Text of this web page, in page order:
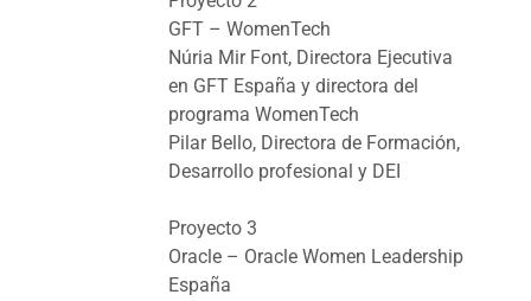
GFT – WomenTech
Núria Mir Font, Directora Ejecutiva
en GFT España y directora del
programa WomenTech
Pilar Bello, Directora de Formación,
Desarrollo profesional y DEI
Proyecto 3
Oracle – Oracle Women Leadership
España